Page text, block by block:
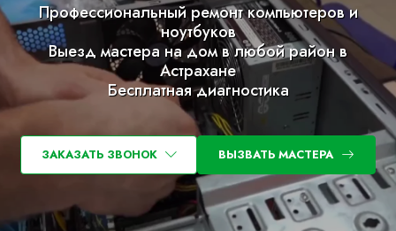
Профессиональный ремонт компьютеров и
ноутбуков
Выезд мастера на дом в любой район в
Астрахане
Бесплатная диагностика
ЗАКАЗАТЬ ЗВОНОК ВЫЗВАТЬ МАСТЕРА